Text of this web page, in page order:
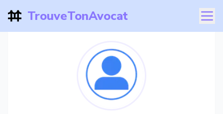
TrouveTonAvocat